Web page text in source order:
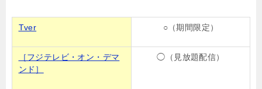
Tver ○（期間限定）
［フジテレビ・オン・デマ
ンド］
◯（見放題配信）